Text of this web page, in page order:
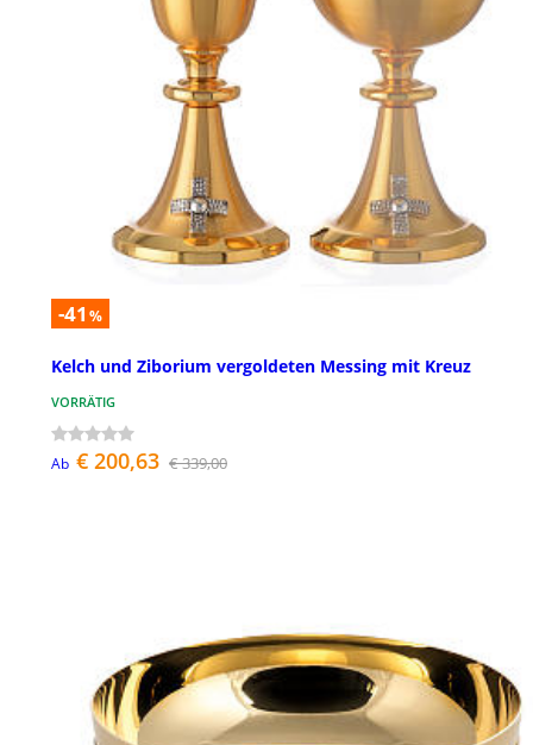
-41 %
Kelch und Ziborium vergoldeten Messing mit Kreuz
VORRÄTIG
Ab € 200,63 € 339,00